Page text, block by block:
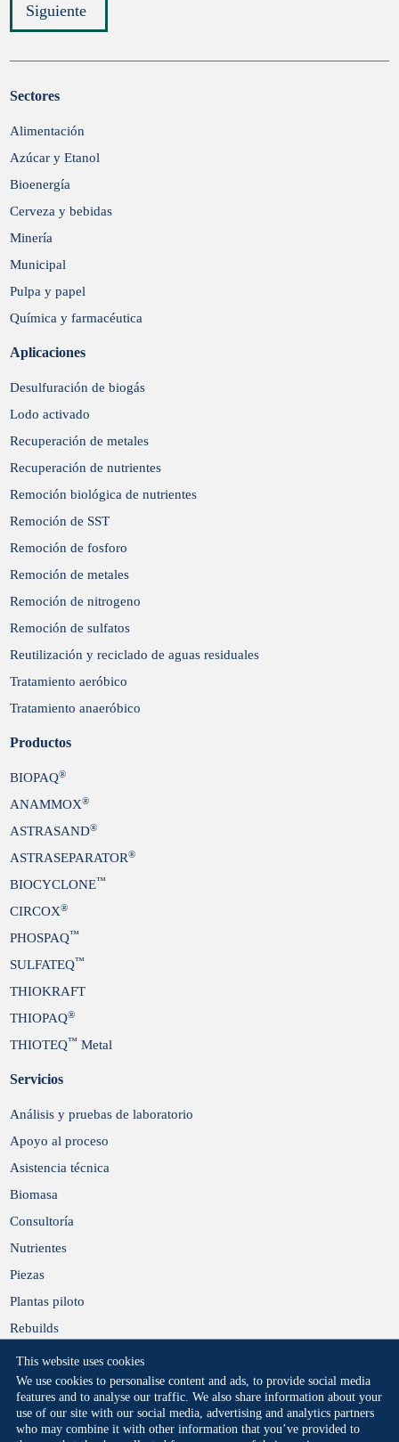
This website uses cookies
We use cookies to personalise content and ads, to provide social media
features and to analyse our traffic. We also share information about your
use of our site with our social media, advertising and analytics partners
who may combine it with other information that you’ve provided to
Siguiente
Enviar
Sectores
Alimentación
Azúcar y Etanol
Bioenergía
Cerveza y bebidas
Minería
Municipal
Pulpa y papel
Química y farmacéutica
Aplicaciones
Desulfuración de biogás
Lodo activado
Recuperación de metales
Recuperación de nutrientes
Remoción biológica de nutrientes
Remoción de SST
Remoción de fosforo
Remoción de metales
Remoción de nitrogeno
Remoción de sulfatos
Reutilización y reciclado de aguas residuales
Tratamiento aeróbico
Tratamiento anaeróbico
Productos
BIOPAQ®
ANAMMOX®
ASTRASAND®
ASTRASEPARATOR®
BIOCYCLONE™
CIRCOX®
PHOSPAQ™
SULFATEQ™
THIOKRAFT
THIOPAQ®
THIOTEQ™ Metal
Servicios
Análisis y pruebas de laboratorio
Apoyo al proceso
Asistencia técnica
Biomasa
Consultoría
Nutrientes
Piezas
Plantas piloto
Rebuilds